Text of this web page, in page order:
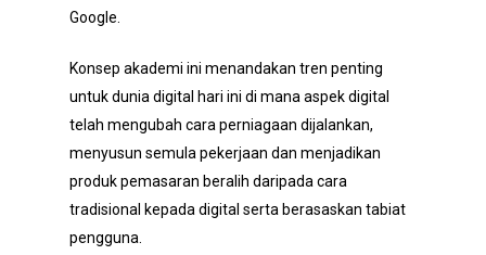
Google.
Konsep akademi ini menandakan tren penting
untuk dunia digital hari ini di mana aspek digital
telah mengubah cara perniagaan dijalankan,
menyusun semula pekerjaan dan menjadikan
produk pemasaran beralih daripada cara
tradisional kepada digital serta berasaskan tabiat
pengguna.